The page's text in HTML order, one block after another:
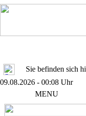
Sie befinden sich
09.08.2026 - 00:08 Uhr
MENU